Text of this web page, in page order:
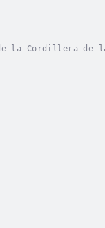
Cordillera de la